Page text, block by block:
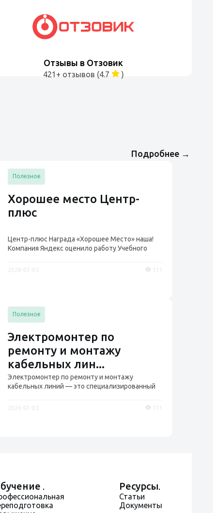
Отзывы в Отзовик
421+ отзывов (4.7 )
Подробнее →
Полезное
Хорошее место Центр-
плюс
Центр-плюс Награда «Хорошее Место» наша!
Компания Яндекс оценило работу Учебного
2026-03-05
Полезное
Электромонтер по
ремонту и монтажу
кабельных лин...
Электромонтер по ремонту и монтажу
кабельных линий — это специализированный
2026-03-02
Ресурсы
Статьи
Документы